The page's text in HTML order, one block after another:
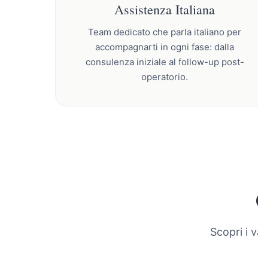
Assistenza Italiana
Team dedicato che parla italiano per
accompagnarti in ogni fase: dalla
consulenza iniziale al follow-up post-
operatorio.
Scopri i